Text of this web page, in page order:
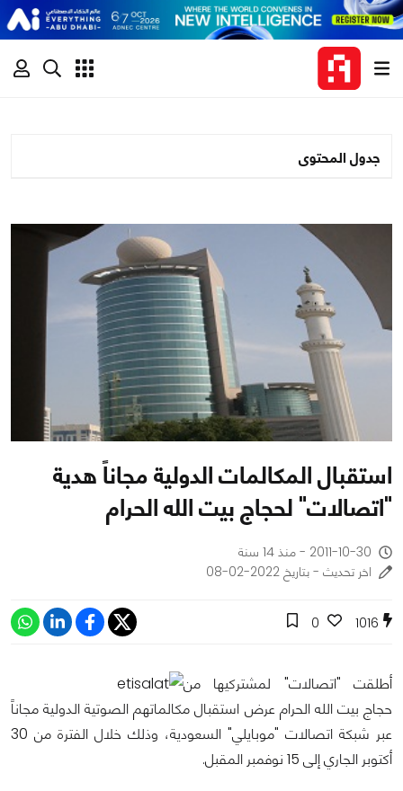
جدول المحتوى
استقبال المكالمات الدولية مجاناً هدية
"اتصالات" لحجاج بيت الله الحرام
2011-10-30 - منذ 14 سنة
اخر تحديث - بتاريخ 2022-02-08
1016
0
أطلقت "اتصالات" لمشتركيها من
حجاج بيت الله الحرام عرض استقبال مكالماتهم الصوتية الدولية مجاناً
عبر شبكة اتصالات "موبايلي" السعودية، وذلك خلال الفترة من 30
أكتوبر الجاري إلى 15 نوفمبر المقبل.